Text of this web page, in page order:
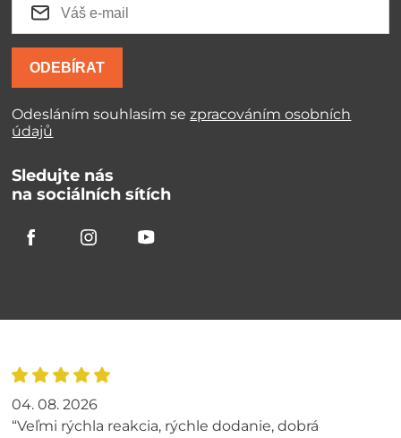
ODEBÍRAT
Odesláním souhlasím sezpracováním osobních
údajů
Sledujte nás
na sociálních sítích
04. 08. 2026
“Veľmi rýchla reakcia, rýchle dodanie, dobrá